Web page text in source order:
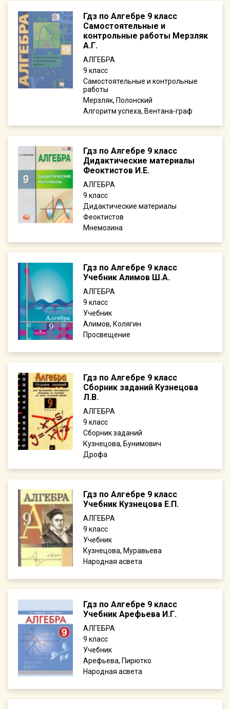
Гдз по Алгебре 9 класс
Самостоятельные и
контрольные работы Мерзляк
А.Г.
АЛГЕБРА
9
Самостоятельные и контрольные
работы
Мерзляк, Полонский
Алгоритм успеха, Вентана-граф
Гдз по Алгебре 9 класс
Дидактические материалы
Феоктистов И.Е.
АЛГЕБРА
9
Дидактические материалы
Феоктистов
Мнемозина
Гдз по Алгебре 9 класс
Учебник Алимов Ш.А.
АЛГЕБРА
9
Учебник
Алимов, Колягин
Просвещение
Гдз по Алгебре 9 класс
Сборник заданий Кузнецова
Л.В.
АЛГЕБРА
9
Сборник заданий
Кузнецова, Бунимович
Дрофа
Гдз по Алгебре 9 класс
Учебник Кузнецова Е.П.
АЛГЕБРА
9
Учебник
Кузнецова, Муравьева
Народная асвета
Гдз по Алгебре 9 класс
Учебник Арефьева И.Г.
АЛГЕБРА
9
Учебник
Арефьева, Пирютко
Народная асвета